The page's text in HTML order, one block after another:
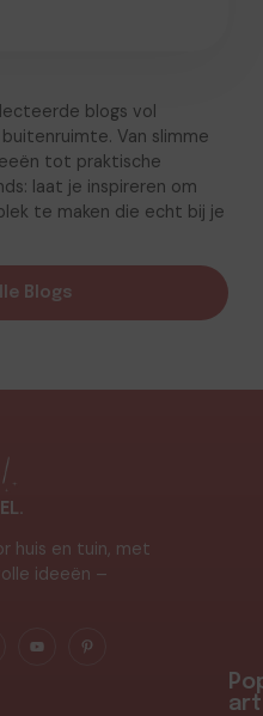
blogs vol
Van slimme
tot praktische
laat je inspireren om
te maken die echt bij je
Blogs
huis en tuin, met
ideeën –